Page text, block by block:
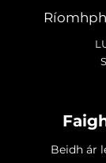
Beidh ár